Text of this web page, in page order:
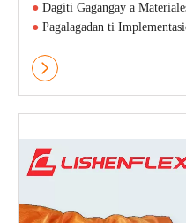
● Dagiti Gagangay a
● Pagalagadan ti